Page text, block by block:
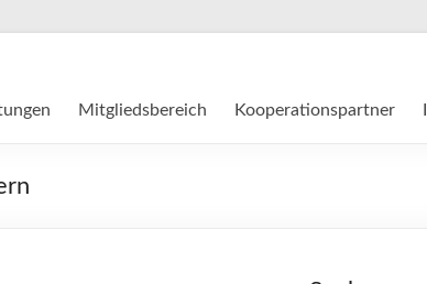
Mitgliedsbereich Kooperationspartner